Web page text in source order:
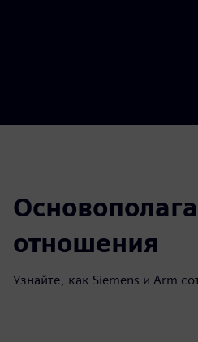
отношения
Узнайте, как Siemens и Arm